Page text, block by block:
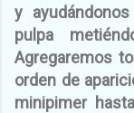
y
pulpa
Agregaremos
orden de
minipimer